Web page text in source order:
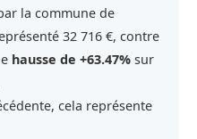
la commune de
32 716 €, contre
hausse de +63.47% sur
cela représente